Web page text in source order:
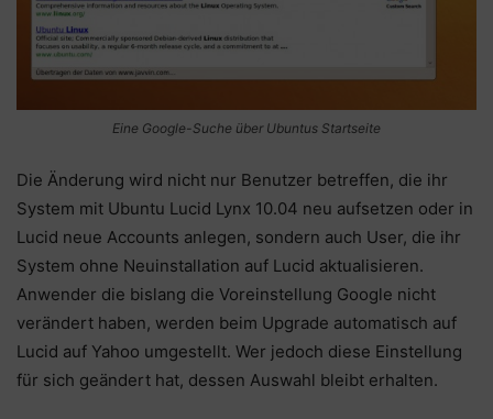
Eine Google-Suche über Ubuntus Startseite
Die Änderung wird nicht nur Benutzer betreffen, die ihr
System mit Ubuntu Lucid Lynx 10.04 neu aufsetzen oder in
Lucid neue Accounts anlegen, sondern auch User, die ihr
System ohne Neuinstallation auf Lucid aktualisieren.
Anwender die bislang die Voreinstellung Google nicht
verändert haben, werden beim Upgrade automatisch auf
Lucid auf Yahoo umgestellt. Wer jedoch diese Einstellung
für sich geändert hat, dessen Auswahl bleibt erhalten.